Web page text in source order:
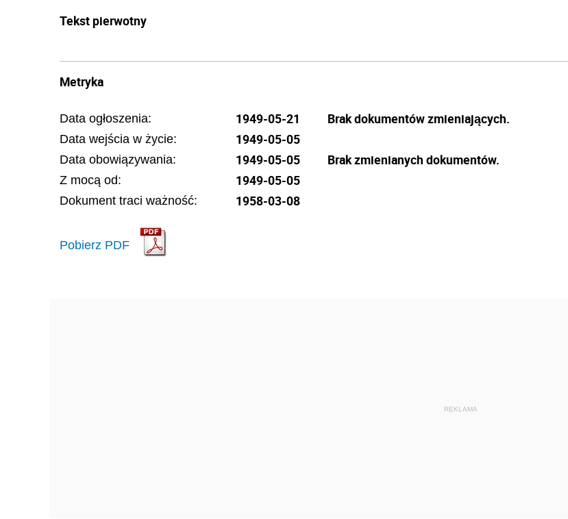
Tekst pierwotny
Metryka
Data ogłoszenia: 1949-05-21
Data wejścia w życie: 1949-05-05
Data obowiązywania: 1949-05-05
Z mocą od: 1949-05-05
Dokument traci ważność: 1958-03-08
Pobierz PDF
Brak dokumentów zmieniających.
Brak zmienianych dokumentów.